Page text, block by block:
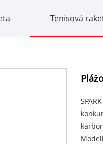
Tenisová